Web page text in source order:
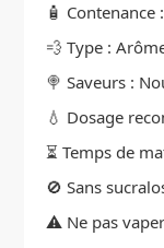
🧴 Contenance
💨 Type :
🍭 Saveurs :
💧 Dosage
⏳ Temps de
🚫 Sans
⚠️ Ne pas